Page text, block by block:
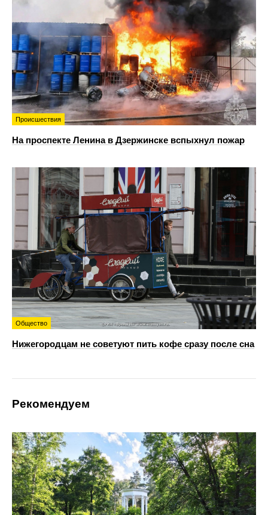
Происшествия
На проспекте Ленина в Дзержинске вспыхнул пожар
Общество
Нижегородцам не советуют пить кофе сразу после сна
Рекомендуем